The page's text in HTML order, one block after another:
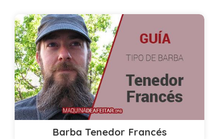
Barba Tenedor Francés